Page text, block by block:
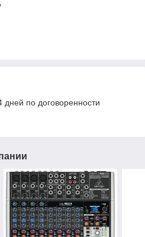
дней по договоренности